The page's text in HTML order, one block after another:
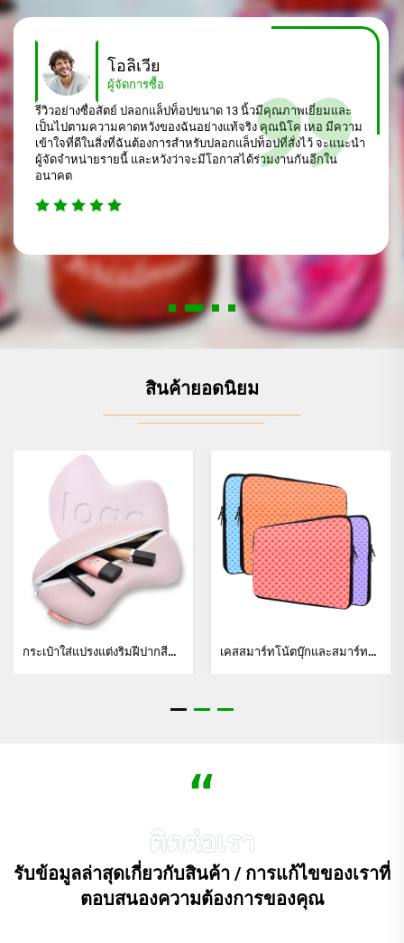
โอลิเวีย
ผู้จัดการซื้อ
รีวิวอย่างซื่อสัตย์ ปลอกแล็ปท็อปขนาด 13 นิ้วมีคุณภาพเยี่ยมและ
เป็นไปตามความคาดหวังของฉันอย่างแท้จริง คุณนิโค เหอ มีความ
เข้าใจที่ดีในสิ่งที่ฉันต้องการสำหรับปลอกแล็ปท็อปที่สั่งไว้ จะแนะนำ
ผู้จัดจำหน่ายรายนี้ และหวังว่าจะมีโอกาสได้ร่วมงานกันอีกใน
อนาคต
สินค้ายอดนิยม
กระเป๋าใส่แปรงแต่งริมฝีปากสีดำ กระเป๋าเครื่องสำอางรูปหัวใจ กระเป๋าใส่ของใช้ส่วนตัวและเครื่องสำอาง เคสสมาร์ทโน้ตบุ๊กและสมาร์ทแท็บเล็ตรูปแบบซับลิเมชันเปล่าแบบอเนกประสงค์ ทำจากผ้าฟลีซ พร้อมลายเพชรนูน เคสแล็ปท็อปแบบนุ่มพิเศษ
“
รับข้อมูลล่าสุดเกี่ยวกับสินค้า / การแก้ไขของเราที่
ตอบสนองความต้องการของคุณ